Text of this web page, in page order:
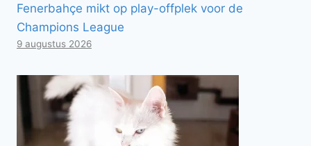
Fenerbahçe mikt op play-offplek voor de
Champions League
9 augustus 2026